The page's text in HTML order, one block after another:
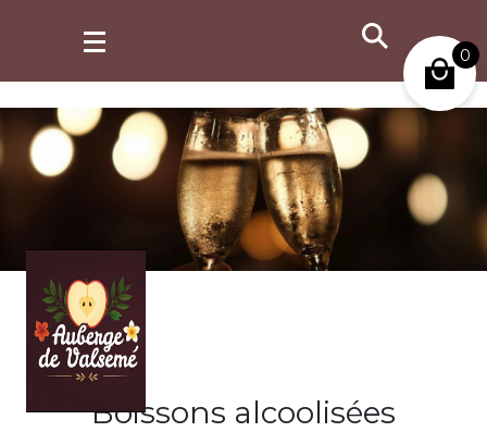
0
Boissons alcoolisées